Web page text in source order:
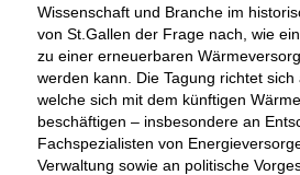
Wissenschaft und Branche im
von St.Gallen der Frage nach, wie
zu einer erneuerbaren
werden kann. Die Tagung richtet sich
welche sich mit dem künftigen
beschäftigen – insbesondere an
Fachspezialisten von
Verwaltung sowie an politische